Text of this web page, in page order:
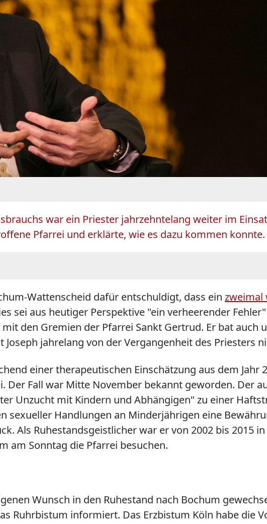
war ein Priester jahrzehntelang weiter im
Pfarrei und erklärte, wie es dazu kommen konnte.
Wattenscheid dafür entschuldigt, dass ein zweimal
sei aus heutiger Perspektive "ein verheerender
den Gremien der Pfarrei Sankt Gertrud. Er bat auch
jahrelang von der Vergangenheit des Priesters
einer therapeutischen Einschätzung aus dem Jahr
Der Fall war Mitte November bekannt geworden. Der
Unzucht mit Kindern und Abhängigen" zu einer
sexueller Handlungen an Minderjährigen eine
Als Ruhestandsgeistlicher war er von 2002 bis 2015
am Sonntag die Pfarrei besuchen.
Wunsch in den Ruhestand nach Bochum
Ruhrbistum informiert. Das Erzbistum Köln habe die